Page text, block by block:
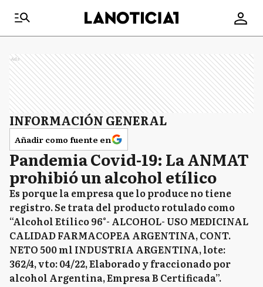
Ads
INFORMACIÓN GENERAL
Añadir como fuente en
Pandemia Covid-19: La ANMAT
prohibió un alcohol etílico
Es porque la empresa que lo produce no tiene
registro. Se trata del producto rotulado como
“Alcohol Etílico 96°- ALCOHOL- USO MEDICINAL
CALIDAD FARMACOPEA ARGENTINA, CONT.
NETO 500 ml INDUSTRIA ARGENTINA, lote:
362/4, vto: 04/22, Elaborado y fraccionado por
alcohol Argentina, Empresa B Certificada”.